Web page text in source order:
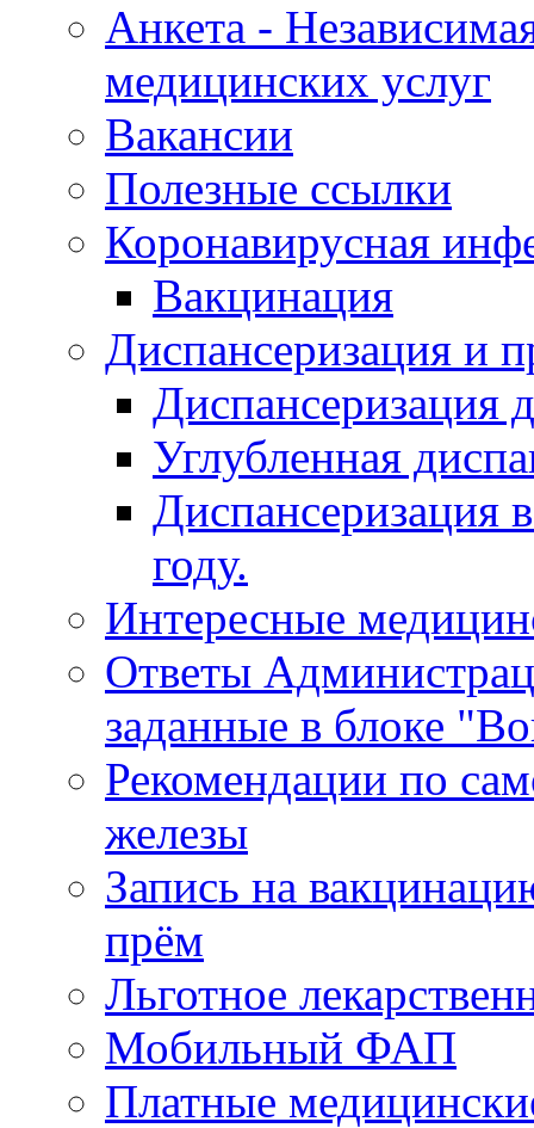
Анкета -
медицинских услуг
Вакансии
Полезные ссылки
Коронавирусная
Вакцинация
Диспансеризация и
Диспансеризация
Углубленная
Диспансеризация
году.
Интересные
Ответы
заданные в блоке
Рекомендации по
железы
Запись на
прём
Льготное
Мобильный ФАП
Платные